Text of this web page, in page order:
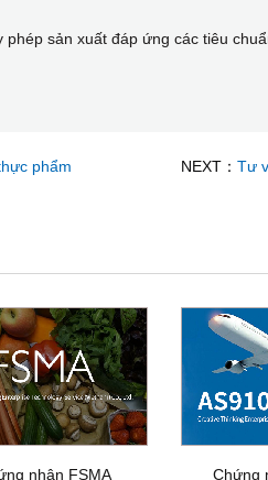
sản xuất đáp ứng các tiêu
phẩm NEXT：Tư
nhận FSMA Chứng